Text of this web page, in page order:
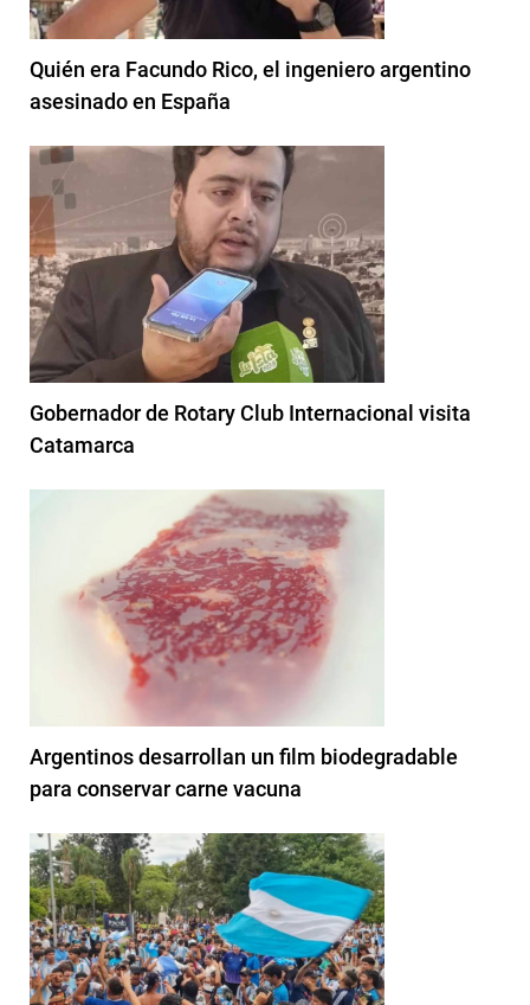
Quién era Facundo Rico, el ingeniero argentino
asesinado en España
Gobernador de Rotary Club Internacional visita
Catamarca
Argentinos desarrollan un film biodegradable
para conservar carne vacuna